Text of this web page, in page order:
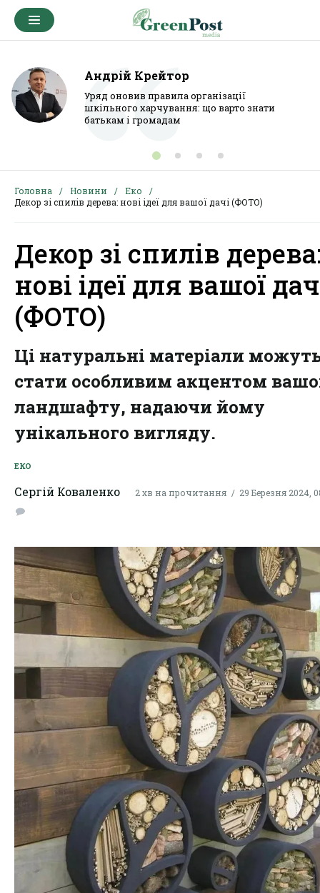
Андрій Крейтор
Уряд оновив правила організації
шкільного харчування: що варто знати
батькам і громадам
Головна Новини
Еко
Декор зі спилів дерева: нові ідеї для вашої дачі (ФОТО)
Декор зі спилів
нові ідеї для вашої
(ФОТО)
Ці натуральні матеріали
стати особливим акцентом
ландшафту, надаючи йому
унікального вигляду.
ЕКО
Сергій Коваленко 2 хв на прочитання 29 Березня 2024,